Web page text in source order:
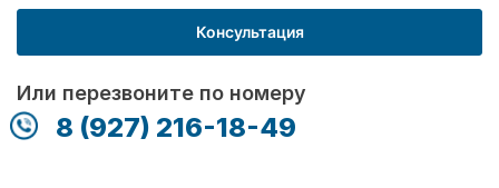
Консультация
Или перезвоните по номеру
8 (927) 216-18-49